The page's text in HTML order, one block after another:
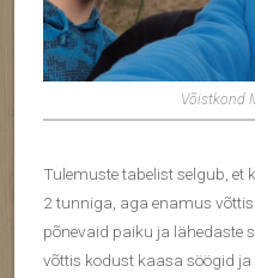
Võistkond
Tulemuste tabelist selgub,
2 tunniga, aga enamus
põnevaid paiku ja lähedaste
võttis kodust kaasa söögid ja